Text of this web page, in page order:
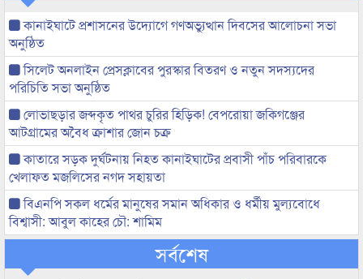
কানাইঘাটে প্রশাসনের উদ্যোগে গণঅভ্যুত্থান দিবসের আলোচনা সভা
অনুষ্ঠিত
সিলেট অনলাইন প্রেসক্লাবের পুরস্কার বিতরণ ও নতুন সদস্যদের
পরিচিতি সভা অনুষ্ঠিত
লোভাছড়ার জব্দকৃত পাথর চুরির হিড়িক! বেপরোয়া জকিগঞ্জের
আটগ্রামের অবৈধ ক্রাশার জোন চক্র
কাতারে সড়ক দুর্ঘটনায় নিহত কানাইঘাটের প্রবাসী পাঁচ পরিবারকে
খেলাফত মজলিসের নগদ সহায়তা
বিএনপি সকল ধর্মের মানুষের সমান অধিকার ও ধর্মীয় মুল্যবোধে
বিশ্বাসী: আবুল কাহের চৌ: শামিম
সর্বশেষ